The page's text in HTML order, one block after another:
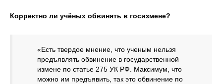
Корректно ли учёных обвинять в госизмене?
«Есть твердое мнение, что ученым нельзя
предъявлять обвинение в государственной
измене по статье 275 УК РФ. Максимум, что
можно им предъявить, так это обвинение по